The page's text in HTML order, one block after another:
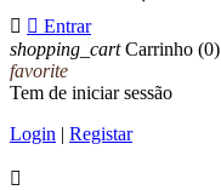
  Entrar
shopping_cart Carrinho (0)
favorite
Tem de iniciar sessão
Login | Registar
